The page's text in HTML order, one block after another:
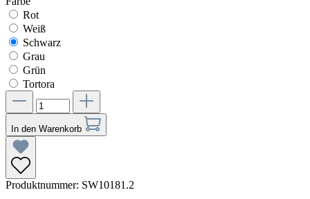
Rot
Weiß
Schwarz
Grau
Grün
Tortora
In den Warenkorb
Produktnummer: SW10181.2